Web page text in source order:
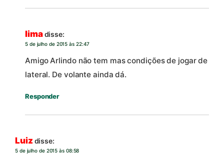
limadisse:
5 de julho de 2015 às 22:47
Amigo Arlindo não tem mas condições de jogar de
lateral. De volante ainda dá.
Responder
Luiz disse:
5 de julho de 2015 às 08:58